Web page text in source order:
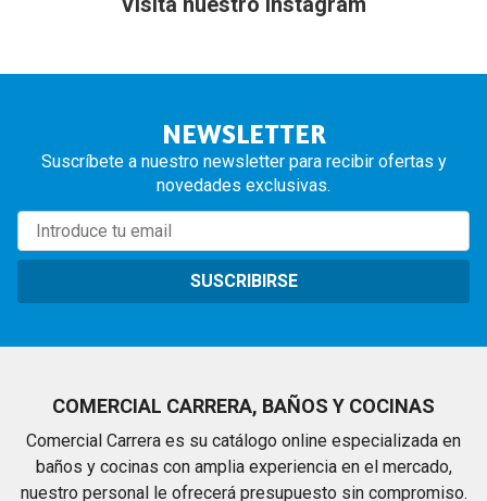
NEWSLETTER
Suscríbete a nuestro newsletter para recibir ofertas y
novedades exclusivas.
SUSCRIBIRSE
COMERCIAL CARRERA, BAÑOS Y COCINAS
Comercial Carrera es su catálogo online especializada en
baños y cocinas con amplia experiencia en el mercado,
nuestro personal le ofrecerá presupuesto sin compromiso.